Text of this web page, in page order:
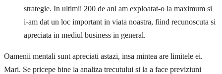
strategie. In ultimii 200 de ani am exploatat-o la maximum si
i-am dat un loc important in viata noastra, fiind recunoscuta si
apreciata in mediul business in general.
Oamenii mentali sunt apreciati astazi, insa mintea are limitele ei.
Mari. Se pricepe bine la analiza trecutului si la a face previziuni